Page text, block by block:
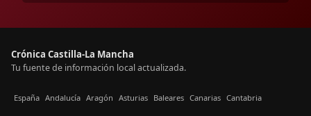
Crónica Castilla-La Mancha
Tu fuente de información local actualizada.
España Andalucía Aragón Asturias Baleares Canarias Cantabria